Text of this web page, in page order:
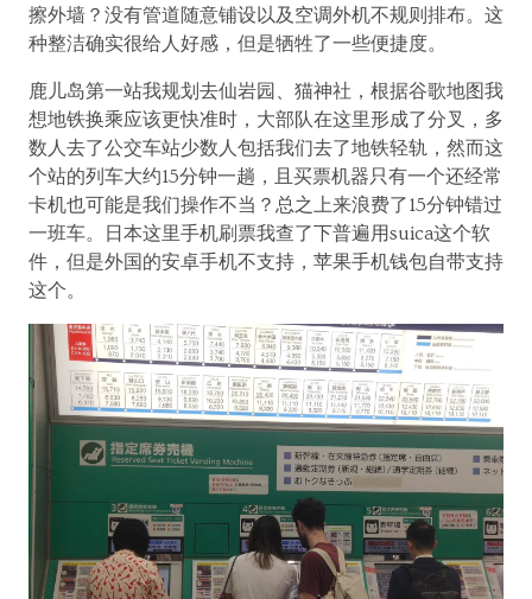
擦外墙？没有管道随意铺设以及空调外机不规则排布。这
种整洁确实很给人好感，但是牺牲了一些便捷度。
鹿儿岛第一站我规划去仙岩园、猫神社，根据谷歌地图我
想地铁换乘应该更快准时，大部队在这里形成了分叉，多
数人去了公交车站少数人包括我们去了地铁轻轨，然而这
个站的列车大约15分钟一趟，且买票机器只有一个还经常
卡机也可能是我们操作不当？总之上来浪费了15分钟错过
一班车。日本这里手机刷票我查了下普遍用suica这个软
件，但是外国的安卓手机不支持，苹果手机钱包自带支持
这个。